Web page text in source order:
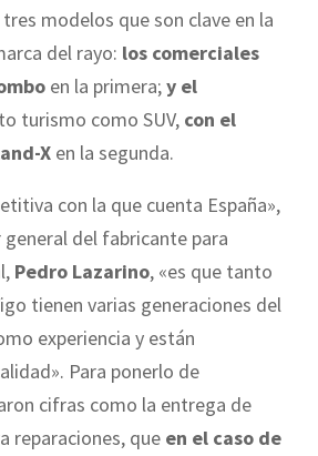
modelos que son clave en la
del rayo: los comerciales
en la primera;y el
turismo como SUV, con el
X en la segunda.
con la que cuenta España»,
del fabricante para
Pedro Lazarino, «es que tanto
tienen varias generaciones del
experiencia y están
Para ponerlo de
cifras como la entrega de
reparaciones, que en el caso de